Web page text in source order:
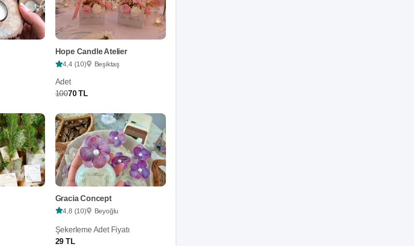
Hope Candle Atelier
4,4 (10) Beşiktaş
Adet
10070 TL
Gracia Concept
4,8 (10) Beyoğlu
Şekerleme Adet Fiyatı
29 TL